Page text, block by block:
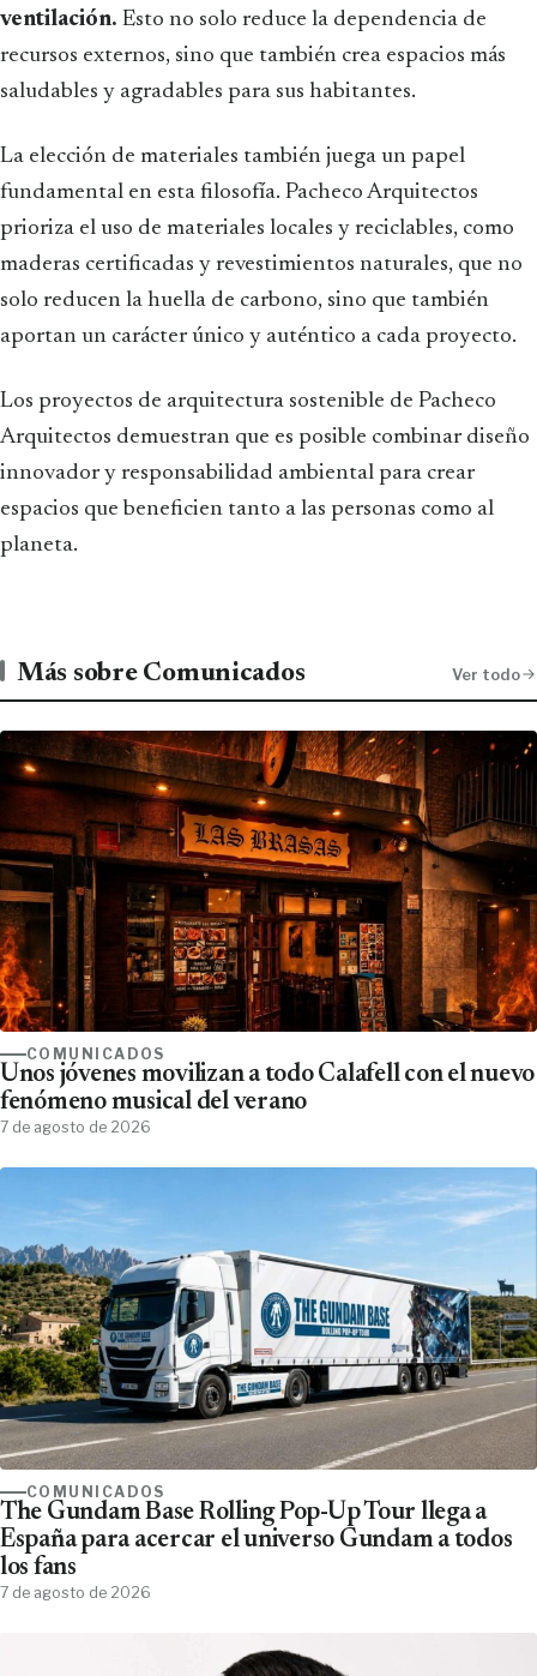
ventilación. Esto no solo reduce la dependencia de
recursos externos, sino que también crea espacios más
saludables y agradables para sus habitantes.
La elección de materiales también juega un papel
fundamental en esta filosofía. Pacheco Arquitectos
prioriza el uso de materiales locales y reciclables, como
maderas certificadas y revestimientos naturales, que no
solo reducen la huella de carbono, sino que también
aportan un carácter único y auténtico a cada proyecto.
Los proyectos de arquitectura sostenible de Pacheco
Arquitectos demuestran que es posible combinar diseño
innovador y responsabilidad ambiental para crear
espacios que beneficien tanto a las personas como al
planeta.
Más sobre Comunicados Ver todo
COMUNICADOS
Unos jóvenes movilizan a todo Calafell con el nuevo
fenómeno musical del verano
7 de agosto de 2026
COMUNICADOS
The Gundam Base Rolling Pop-Up Tour llega a
España para acercar el universo Gundam a todos
los fans
7 de agosto de 2026